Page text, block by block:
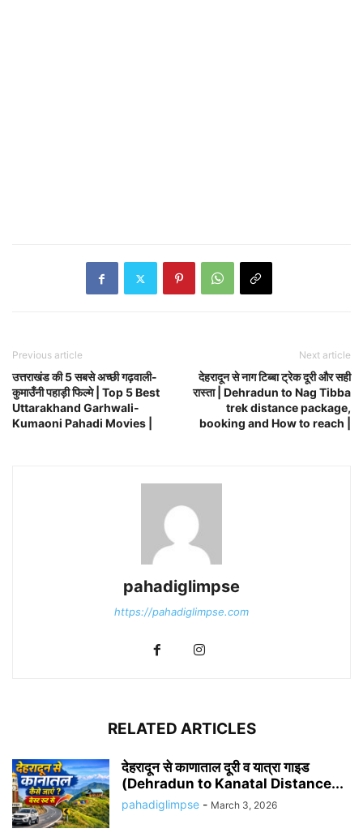
Previous article
उत्तराखंड की 5 सबसे अच्छी गढ़वाली-
कुमाउँनी पहाड़ी फिल्मे | Top 5 Best
Uttarakhand Garhwali-
Kumaoni Pahadi Movies |
Next article
देहरादून से नाग टिब्बा ट्रेक दूरी और सही
रास्ता | Dehradun to Nag Tibba
trek distance package,
booking and How to reach |
pahadiglimpse
https://pahadiglimpse.com
RELATED ARTICLES
देहरादून से काणाताल दूरी व यात्रा गाइड
(Dehradun to Kanatal Distance...
pahadiglimpse - March 3, 2026